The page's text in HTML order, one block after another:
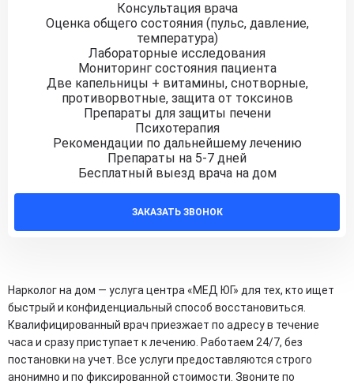
Консультация врача
Оценка общего состояния (пульс, давление,
температура)
Лабораторные исследования
Мониторинг состояния пациента
Две капельницы + витамины, снотворные,
противорвотные, защита от токсинов
Препараты для защиты печени
Психотерапия
Рекомендации по дальнейшему лечению
Препараты на 5-7 дней
Бесплатный выезд врача на дом
ЗАКАЗАТЬ ЗВОНОК
Нарколог на дом — услуга центра «МЕД ЮГ» для тех, кто ищет
быстрый и конфиденциальный способ восстановиться.
Квалифицированный врач приезжает по адресу в течение
часа и сразу приступает к лечению. Работаем 24/7, без
постановки на учет. Все услуги предоставляются строго
анонимно и по фиксированной стоимости. Звоните по